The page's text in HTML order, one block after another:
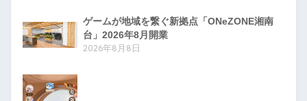
ゲームが地域を繋ぐ新拠点「ONeZONE湘南
台」2026年8月開業
2026年8月8日